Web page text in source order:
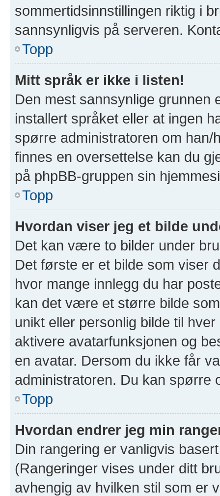
sommertidsinnstillingen riktig i
sannsynligvis på serveren.
Topp
Mitt språk er ikke i listen!
Den mest sannsynlige grunnen
installert språket eller at ingen
spørre administratoren om
finnes en oversettelse kan du
på phpBB-gruppen sin
Topp
Hvordan viser jeg et bilde
Det kan være to bilder under
Det første er et bilde som viser
hvor mange innlegg du har
kan det være et større bilde
unikt eller personlig bilde til
aktivere avatarfunksjonen og
en avatar. Dersom du ikke får
administratoren. Du kan spørre
Topp
Hvordan endrer jeg min
Din rangering er vanligvis
(Rangeringer vises under ditt
avhengig av hvilken stil som er